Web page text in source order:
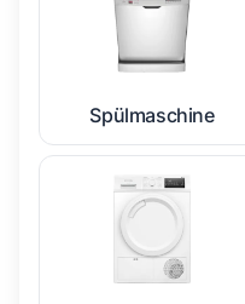
Spülmaschine